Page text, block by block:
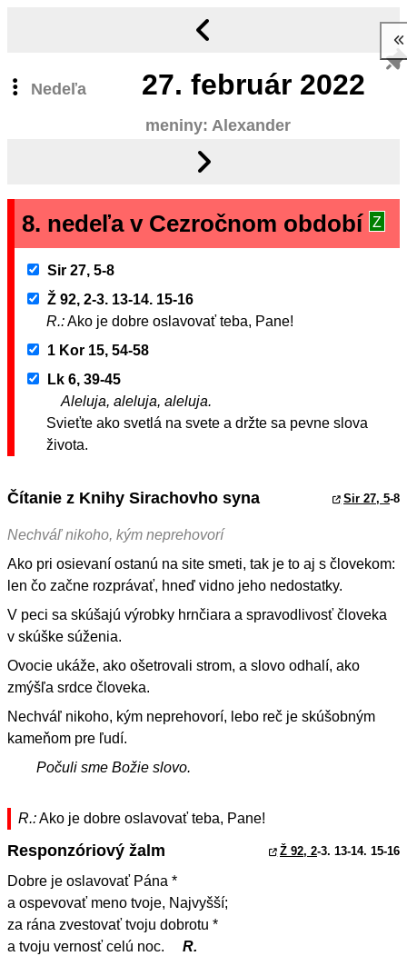
Nedeľa 27. február 2022
meniny: Alexander
8. nedeľa v Cezročnom období Z
Sir 27, 5-8
Ž 92, 2-3. 13-14. 15-16
R.:Ako je dobre oslavovať teba, Pane!
1 Kor 15, 54-58
Lk 6, 39-45
Aleluja, aleluja, aleluja.
Svieťte ako svetlá na svete a držte sa pevne slova
života.
Čítanie z Knihy Sirachovho syna Sir 27, 5-8
Nechváľ nikoho, kým neprehovorí
Ako pri osievaní ostanú na site smeti, tak je to aj s človekom:
len čo začne rozprávať, hneď vidno jeho nedostatky.
V peci sa skúšajú výrobky hrnčiara a spravodlivosť človeka
v skúške súženia.
Ovocie ukáže, ako ošetrovali strom, a slovo odhalí, ako
zmýšľa srdce človeka.
Nechváľ nikoho, kým neprehovorí, lebo reč je skúšobným
kameňom pre ľudí.
Počuli sme Božie slovo.
R.:Ako je dobre oslavovať teba, Pane!
Responzóriový žalm Ž 92, 2-3. 13-14. 15-16
Dobre je oslavovať Pána *
a ospevovať meno tvoje, Najvyšší;
za rána zvestovať tvoju dobrotu *
a tvoju vernosť celú noc.
R.